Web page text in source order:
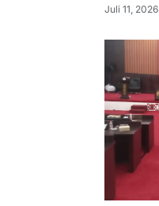
Juli 11, 2026